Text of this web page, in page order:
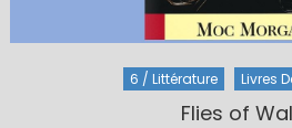
6 / Littérature Livres
Flies of